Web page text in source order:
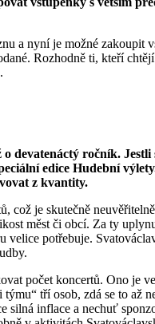
nyní je možné zakoupit
Rozhodně ti, kteří
ročník.
edice Hudební
z kvantity.
je skutečně
měst či obcí. Za ty
potřebuje.
počet koncertů. Ono je
tří osob, zdá se to až
silná inflace a nechuť